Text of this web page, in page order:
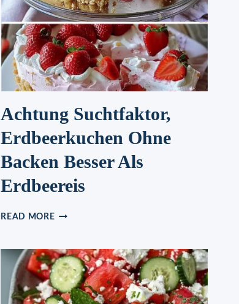
Achtung Suchtfaktor,
Erdbeerkuchen Ohne
Backen Besser Als
Erdbeereis
READ MOREACHTUNG
OHNE
BACKEN
BESSER
ALS